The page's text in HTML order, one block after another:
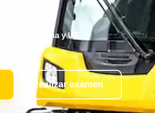
toda España y UE
Realizar examen